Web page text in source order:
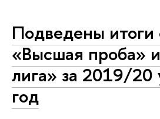
Подведены
«Высшая проба»
лига» за 2019/20
год